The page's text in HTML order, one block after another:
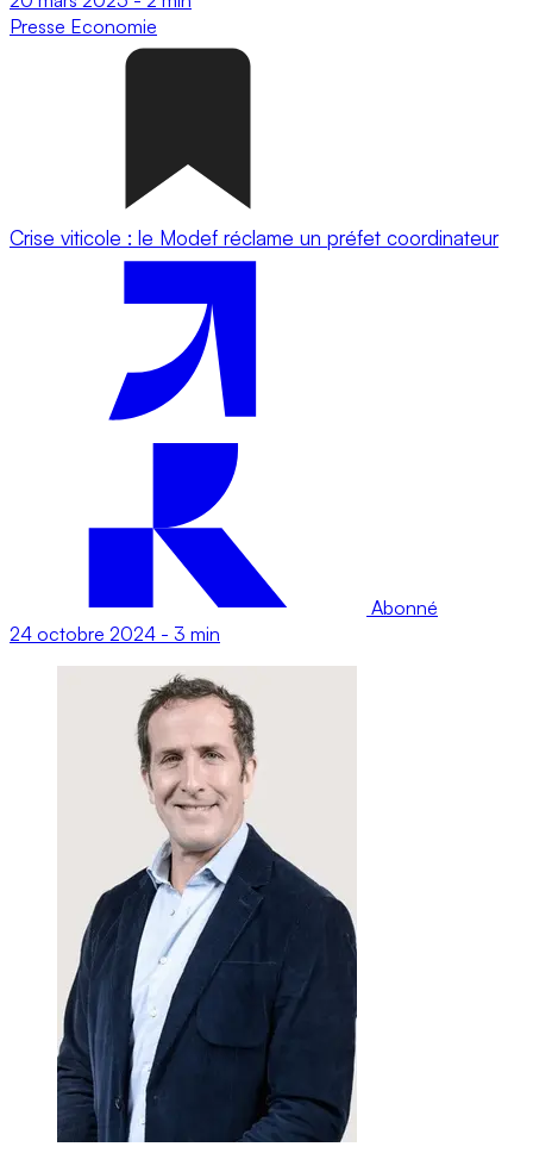
Presse Economie
Crise viticole : le Modef réclame un préfet coordinateur
Abonné
24 octobre 2024 - 3 min